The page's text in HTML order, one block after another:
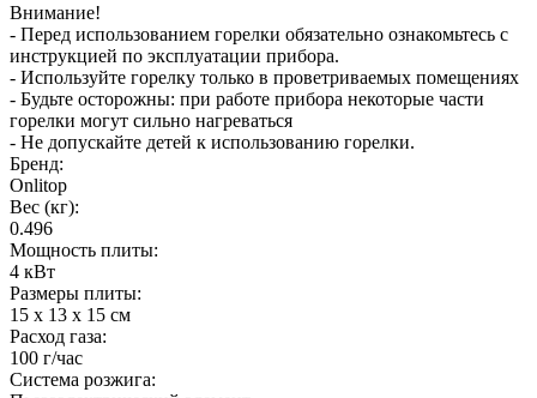
Внимание!
- Перед использованием горелки обязательно ознакомьтесь с
инструкцией по эксплуатации прибора.
- Используйте горелку только в проветриваемых помещениях
- Будьте осторожны: при работе прибора некоторые части
горелки могут сильно нагреваться
- Не допускайте детей к использованию горелки.
Бренд:
Onlitop
Вес (кг):
0.496
Мощность плиты:
4 кВт
Размеры плиты:
15 х 13 х 15 см
Расход газа:
100 г/час
Система розжига: